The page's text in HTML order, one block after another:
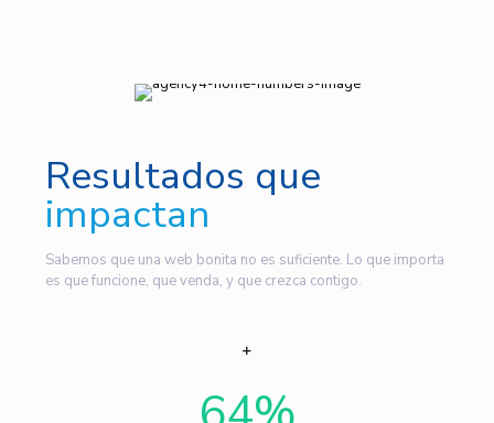
Resultados que
impactan
Sabemos que una web bonita no es suficiente. Lo que importa
es que funcione, que venda, y que crezca contigo.